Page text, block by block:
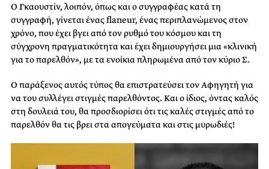
Ο Γκαουστίν, λοιπόν, όπως και ο συγγραφέας κατά τη
συγγραφή, γίνεται ένας flaneur, ένας περιπλανώμενος στον
χρόνο, που έχει βγει από τον ρυθμό του κόσμου και τη
σύγχρονη πραγματικότητα και έχει δημιουργήσει μια «κλινική
για το παρελθόν», με τα ενοίκια πληρωμένα από τον κύριο Σ.
Ο παράξενος αυτός τύπος θα επιστρατεύσει τον Αφηγητή για
να του συλλέγει στιγμές παρελθόντος. Και ο ίδιος, όντας καλός
στη δουλειά του, θα προσδιορίσει ότι τις καλές στιγμές από το
παρελθόν θα τις βρει στα απογεύματα και στις μυρωδιές!